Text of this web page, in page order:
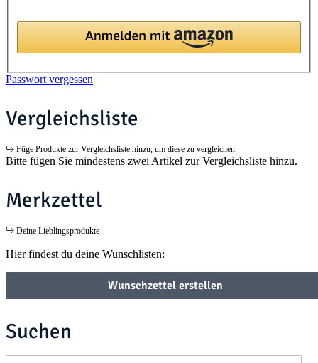
Passwort vergessen
Vergleichsliste
Füge Produkte zur Vergleichsliste hinzu, um diese zu vergleichen.
Bitte fügen Sie mindestens zwei Artikel zur Vergleichsliste hinzu.
Merkzettel
Deine Lieblingsprodukte
Hier findest du deine Wunschlisten:
Wunschzettel erstellen
Suchen